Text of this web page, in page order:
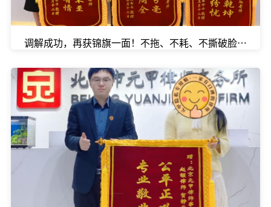
调解成功，再获锦旗一面！不拖、不耗、不撕破脸，元